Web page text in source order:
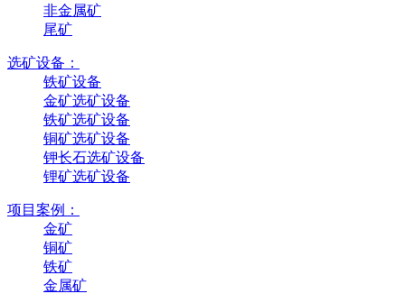
非金属矿
尾矿
选矿设备：
铁矿设备
金矿选矿设备
铁矿选矿设备
铜矿选矿设备
钾长石选矿设备
锂矿选矿设备
项目案例：
金矿
铜矿
铁矿
金属矿